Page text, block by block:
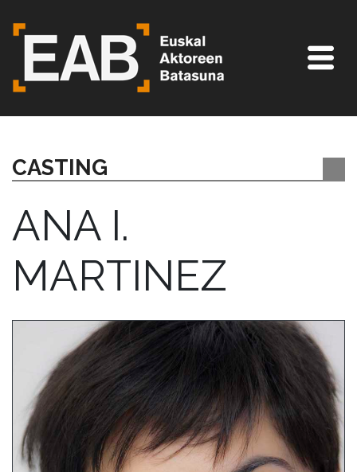
CASTING
ANA I.
MARTINEZ